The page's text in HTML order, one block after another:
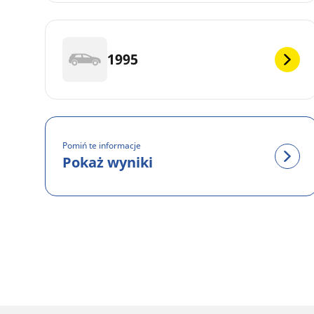
1995
Pomiń te informacje
Pokaż wyniki